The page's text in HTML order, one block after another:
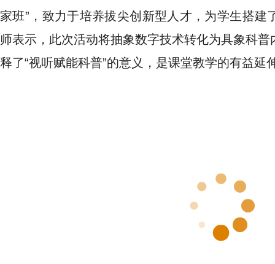
家班”，致力于培养拔尖创新型人才，为学生搭建
师表示，此次活动将抽象数字技术转化为具象科
释了“视听赋能科普”的意义，是课堂教学的有益延